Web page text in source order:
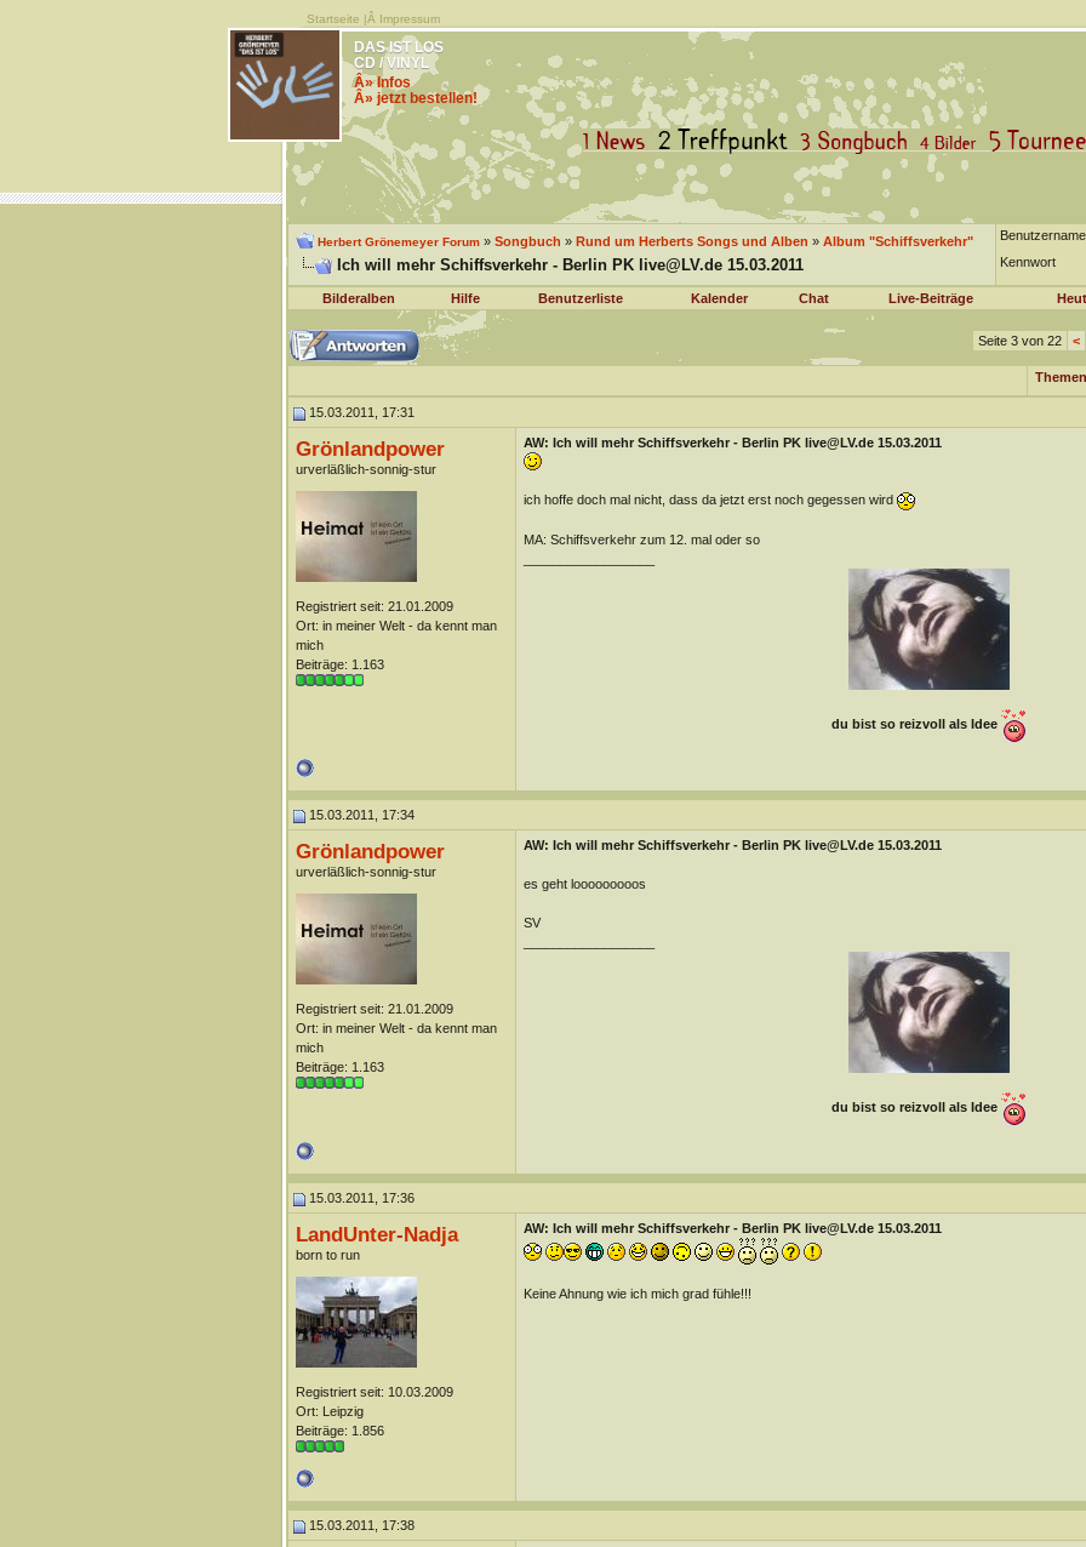
Startseite |Â Impressum
DAS IST LOS
CD / VINYL
Â» Infos
Â» jetzt bestellen!
Herbert Grönemeyer Forum» Songbuch » Rund um Herberts Songs und Alben » Album "Schiffsverkehr"
Ich will mehr Schiffsverkehr - Berlin PK live@LV.de 15.03.2011
Benutzername
Kennwort
Bilderalben Hilfe Benutzerliste Kalender Chat Live-Beiträge
Seite 3 von 22 <
15.03.2011, 17:31
Grönlandpower
urverläßlich-sonnig-stur
Registriert seit: 21.01.2009
Ort: in meiner Welt - da kennt man
mich
Beiträge: 1.163
AW: Ich will mehr Schiffsverkehr - Berlin PK live@LV.de 15.03.2011
ich hoffe doch mal nicht, dass da jetzt erst noch gegessen wird
MA: Schiffsverkehr zum 12. mal oder so
du bist so reizvoll als Idee
15.03.2011, 17:34
Grönlandpower
urverläßlich-sonnig-stur
Registriert seit: 21.01.2009
Ort: in meiner Welt - da kennt man
mich
Beiträge: 1.163
AW: Ich will mehr Schiffsverkehr - Berlin PK live@LV.de 15.03.2011
es geht looooooooos
SV
du bist so reizvoll als Idee
15.03.2011, 17:36
LandUnter-Nadja
born to run
Registriert seit: 10.03.2009
Ort: Leipzig
Beiträge: 1.856
AW: Ich will mehr Schiffsverkehr - Berlin PK live@LV.de 15.03.2011
Keine Ahnung wie ich mich grad fühle!!!
15.03.2011, 17:38